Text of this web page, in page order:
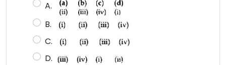
A.
B.
C.
D.